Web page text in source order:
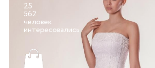
25
562
человек